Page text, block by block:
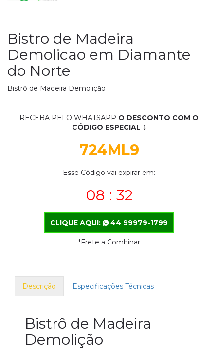
Bistro de Madeira
Demolicao em Diamante
do Norte
Bistrô de Madeira Demolição
RECEBA PELO WHATSAPP O DESCONTO COM O
CÓDIGO ESPECIAL ⤵
724ML9
Esse Código vai expirar em:
08 : 31
CLIQUE AQUI: 44 99979-1799
*Frete a Combinar
Descrição Especificações Técnicas
Bistrô de Madeira
Demolição